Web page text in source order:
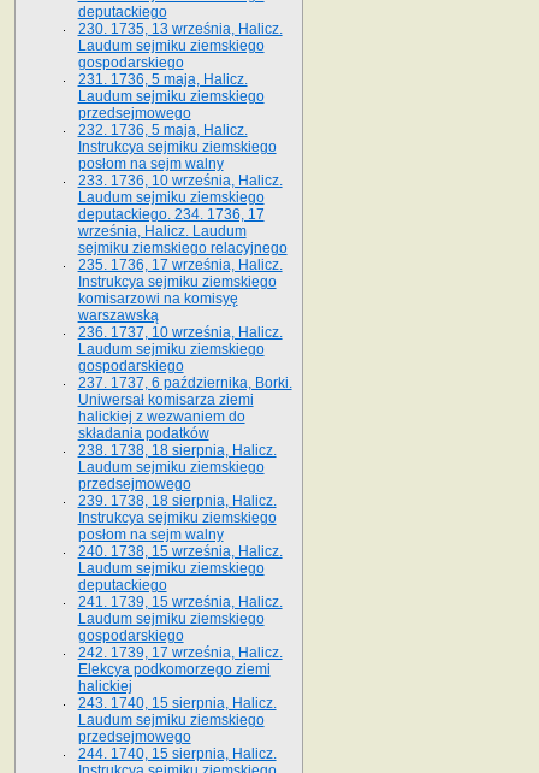
deputackiego
230. 1735, 13 września, Halicz.
Laudum sejmiku ziemskiego
gospodarskiego
231. 1736, 5 maja, Halicz.
Laudum sejmiku ziemskiego
przedsejmowego
232. 1736, 5 maja, Halicz.
Instrukcya sejmiku ziemskiego
posłom na sejm walny
233. 1736, 10 września, Halicz.
Laudum sejmiku ziemskiego
deputackiego. 234. 1736, 17
września, Halicz. Laudum
sejmiku ziemskiego relacyjnego
235. 1736, 17 września, Halicz.
Instrukcya sejmiku ziemskiego
komisarzowi na komisyę
warszawską
236. 1737, 10 września, Halicz.
Laudum sejmiku ziemskiego
gospodarskiego
237. 1737, 6 października, Borki.
Uniwersał komisarza ziemi
halickiej z wezwaniem do
składania podatków
238. 1738, 18 sierpnia, Halicz.
Laudum sejmiku ziemskiego
przedsejmowego
239. 1738, 18 sierpnia, Halicz.
Instrukcya sejmiku ziemskiego
posłom na sejm walny
240. 1738, 15 września, Halicz.
Laudum sejmiku ziemskiego
deputackiego
241. 1739, 15 września, Halicz.
Laudum sejmiku ziemskiego
gospodarskiego
242. 1739, 17 września, Halicz.
Elekcya podkomorzego ziemi
halickiej
243. 1740, 15 sierpnia, Halicz.
Laudum sejmiku ziemskiego
przedsejmowego
244. 1740, 15 sierpnia, Halicz.